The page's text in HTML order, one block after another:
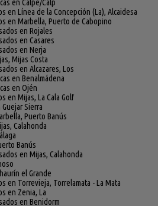
en Calpe/Calp
en Línea de la Concepción (La), Alcaidesa
en Marbella, Puerto de Cabopino
en Rojales
en Casares
en Nerja
Mijas Costa
en Alcazares, Los
en Benalmádena
en Ojén
en Mijas, La Cala Golf
Sierra
Puerto Banús
Calahonda
Banús
en Mijas, Calahonda
el Grande
en Torrevieja, Torrelamata - La Mata
en Zenia, La
en Benidorm